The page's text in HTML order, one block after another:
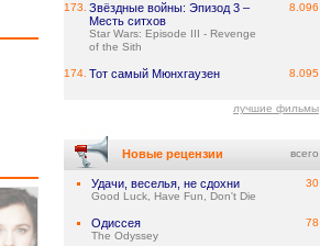
173. Звёздные войны: Эпизод 3 –
Месть ситхов
Star Wars: Episode III - Revenge
of the Sith
8.096
174. Тот самый Мюнхгаузен 8.095
лучшие фильмы
Новые рецензии всего
Удачи, веселья, не сдохни
Good Luck, Have Fun, Don't Die
30
Одиссея
The Odyssey
78